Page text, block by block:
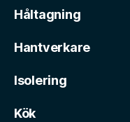
Håltagning
Hantverkare
Isolering
Kök